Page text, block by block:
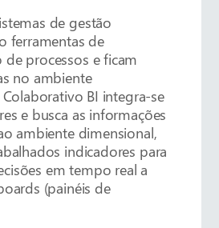
de gestão
ferramentas de
processos e ficam
no ambiente
BI integra-se
e busca as informações
ambiente dimensional,
indicadores para
em tempo real a
(painéis de